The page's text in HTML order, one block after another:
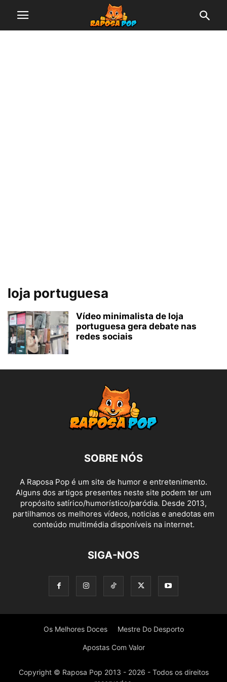
loja portuguesa
Vídeo minimalista de loja
portuguesa gera debate nas
redes sociais
SOBRE NÓS
A Raposa Pop é um site de humor e entretenimento.
Alguns dos artigos presentes neste site podem ter um
propósito satírico/humorístico/paródia. Desde 2013,
partilhamos os melhores vídeos, noticias e anedotas em
conteúdo multimédia disponíveis na internet.
SIGA-NOS
Os Melhores Doces Mestre Do Desporto
Apostas Com Valor
Copyright © Raposa Pop 2013 - 2026 - Todos os direitos